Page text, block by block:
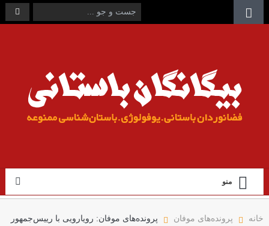
منو
خانه پرونده‌های موفان پرونده‌های موفان: رویارویی با رییس‌جمهور